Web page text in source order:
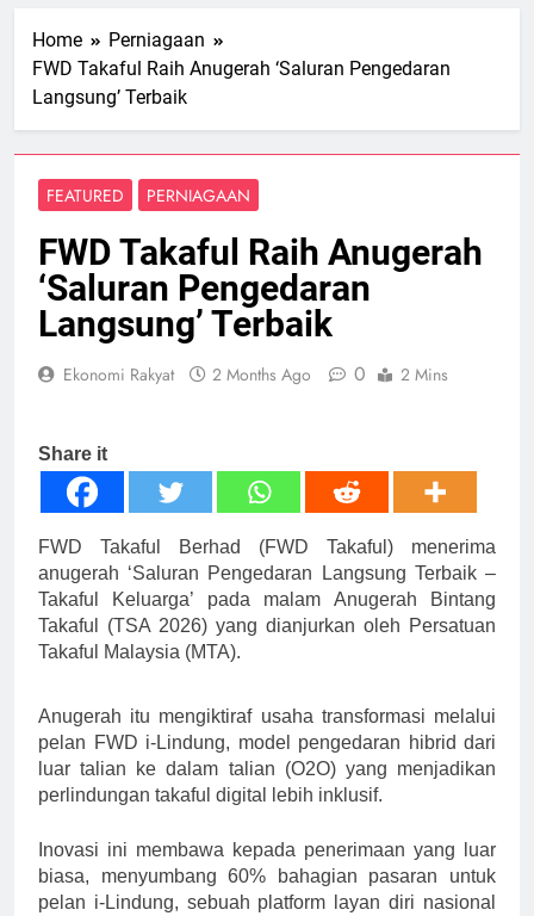
Home
Perniagaan
FWD Takaful Raih Anugerah ‘Saluran Pengedaran
Langsung’ Terbaik
FEATURED PERNIAGAAN
FWD Takaful Raih Anugerah
‘Saluran Pengedaran
Langsung’ Terbaik
Ekonomi Rakyat 2 Months Ago 0 2 Mins
Share it
FWD Takaful Berhad (FWD Takaful) menerima
anugerah ‘Saluran Pengedaran Langsung Terbaik –
Takaful Keluarga’ pada malam Anugerah Bintang
Takaful (TSA 2026) yang dianjurkan oleh Persatuan
Takaful Malaysia (MTA).
Anugerah itu mengiktiraf usaha transformasi melalui
pelan FWD i-Lindung, model pengedaran hibrid dari
luar talian ke dalam talian (O2O) yang menjadikan
perlindungan takaful digital lebih inklusif.
Inovasi ini membawa kepada penerimaan yang luar
biasa, menyumbang 60% bahagian pasaran untuk
pelan i-Lindung, sebuah platform layan diri nasional